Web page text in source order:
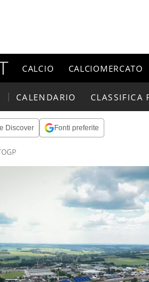
CALCIO CALCIOMERCATO
CALENDARIO CLASSIFICA
Discover Fonti preferite